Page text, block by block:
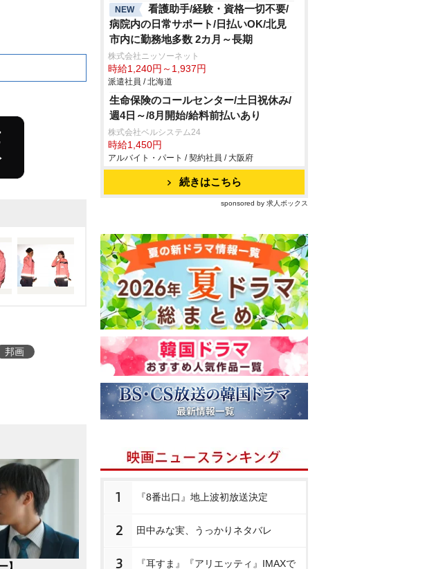
邦画
】
NEW
看護助手/経験・資格一切不要/
病院内の日常サポート/日払いOK/北見
市内に勤務地多数 2カ月～長期
株式会社ニッソーネット
時給1,240円～1,937円
派遣社員 / 北海道
生命保険のコールセンター/土日祝休み/
週4日～/8月開始/給料前払いあり
株式会社ベルシステム24
時給1,450円
アルバイト・パート / 契約社員 / 大阪府
続きはこちら
sponsored by 求人ボックス
1 『8番出口』地上波初放送決定
2 田中みな実、うっかりネタバレ
3 『耳すま』『アリエッティ』IMAXで